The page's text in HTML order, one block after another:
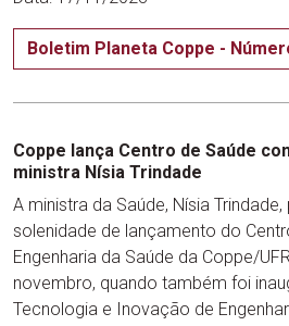
Boletim Planeta Coppe -
Coppe lança Centro de Saúde
ministra Nísia Trindade
A ministra da Saúde, Nísia
solenidade de lançamento do
Engenharia da Saúde da Coppe/
novembro, quando também foi
Tecnologia e Inovação de